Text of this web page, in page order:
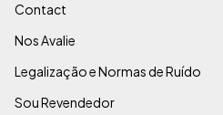
Contact
Nos Avalie
Legalização e Normas de Ruído
Sou Revendedor